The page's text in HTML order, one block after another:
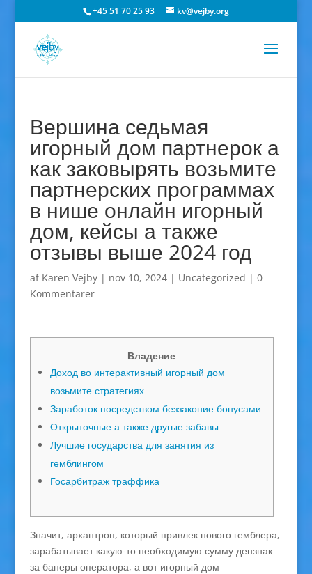
+45 51 70 25 93 kv@vejby.org
Вершина седьмая
игорный дом партнерок а
как заковырять возьмите
партнерских программах
в нише онлайн игорный
дом, кейсы а также
отзывы выше 2024 год
af Karen Vejby| nov 10, 2024| Uncategorized | 0
Kommentarer
Владение
Доход во интерактивный игорный дом
возьмите стратегиях
Заработок посредством беззаконие бонусами
Открыточные а также другые забавы
Лучшие государства для занятия из
гемблингом
Госарбитраж траффика
Значит, архантроп, который привлек нового гемблера,
зарабатывает какую-то необходимую сумму дензнак
за банеры оператора, а вот игорный дом